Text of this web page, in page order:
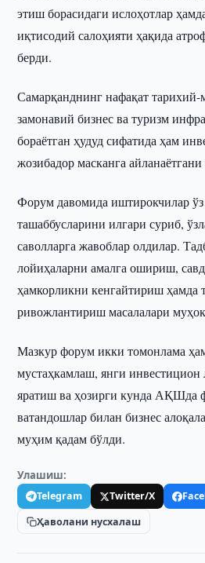
этиш борасидаги ислоҳотлар
иқтисодий салоҳияти ҳақида
берди.
Самарқанднинг нафақат тарихий-
замонавий бизнес ва туризм
бораётган ҳудуд сифатида ҳам
жозибадор масканга
Форум давомида иштирокчилар ўз
ташаббусларини илгари суриб,
саволларга жавоблар олдилар.
лойиҳаларни амалга ошириш,
ҳамкорликни кенгайтириш ҳамда
ривожлантириш масалалари
Мазкур форум икки томонлама
мустаҳкамлаш, янги инвестицион
яратиш ва ҳозирги кунда АҚШда
ватандошлар билан бизнес
муҳим қадам бўлди.
Улашиш:
Telegram Twitter/X
Ҳаволани нусхалаш